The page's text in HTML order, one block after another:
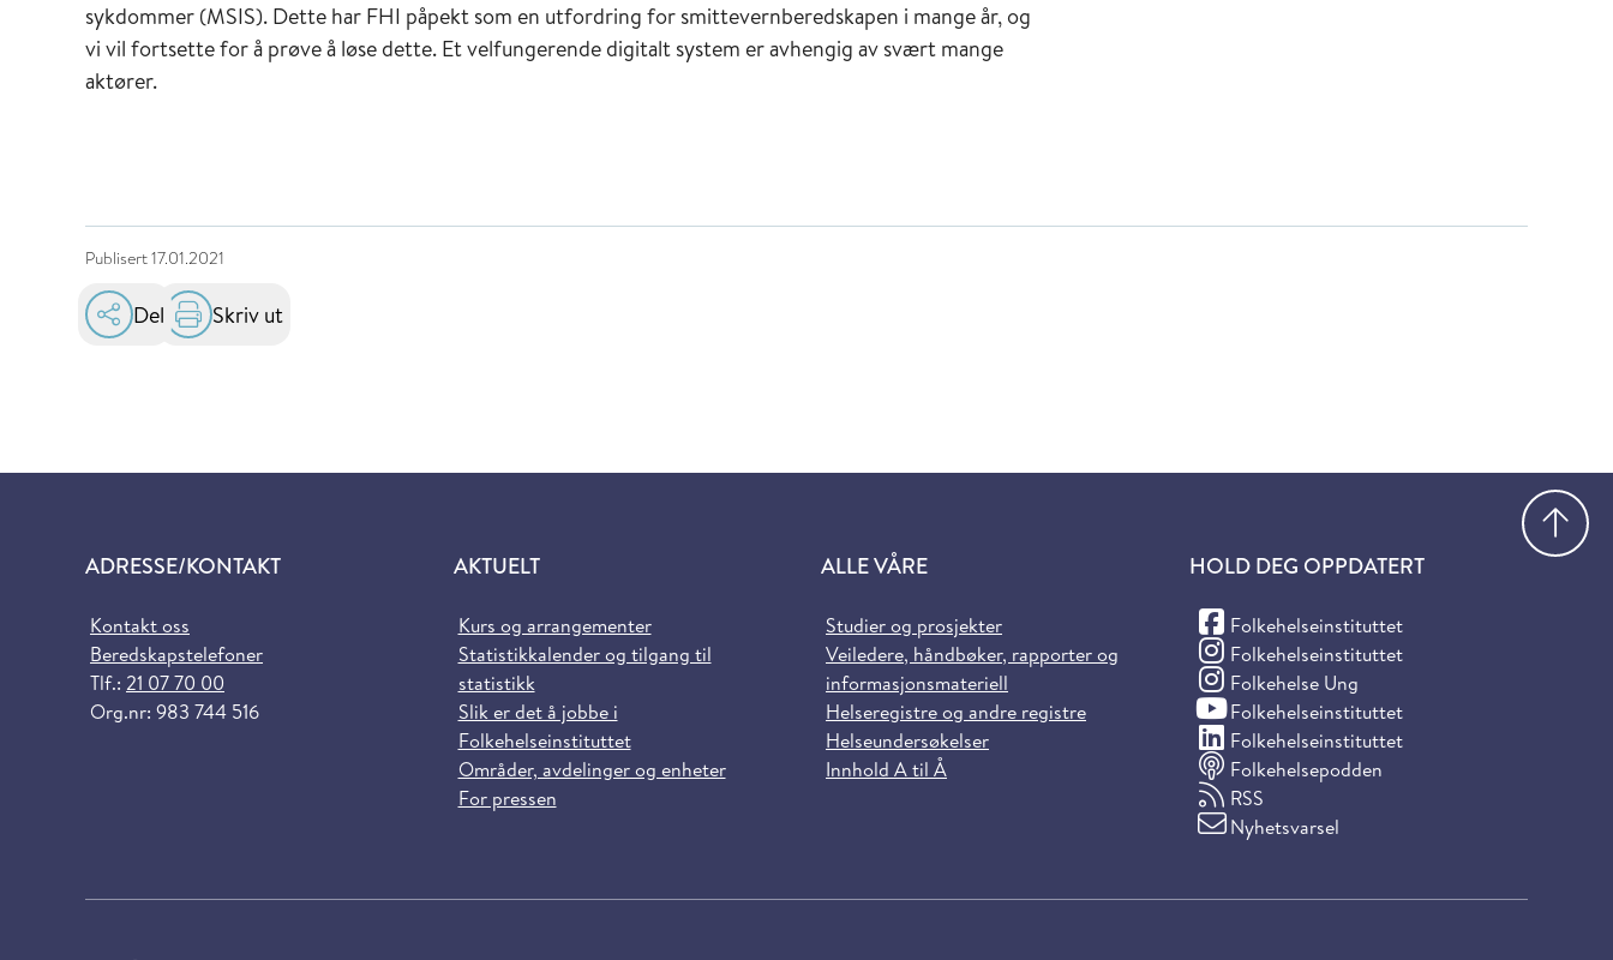
sykdommer (MSIS). Dette har FHI påpekt som en utfordring for smittevernberedskapen i mange år, og
vi vil fortsette for å prøve å løse dette. Et velfungerende digitalt system er avhengig av svært mange
aktører.
Publisert17.01.2021
Del Skriv ut
ADRESSE/KONTAKT
Kontakt oss
Beredskapstelefoner
Tlf.: 21 07 70 00
Org.nr: 983 744 516
AKTUELT
Kurs og arrangementer
Statistikkalender og tilgang til
statistikk
Slik er det å jobbe i
Folkehelseinstituttet
Områder, avdelinger og enheter
For pressen
ALLE VÅRE
Studier og prosjekter
Veiledere, håndbøker, rapporter og
informasjonsmateriell
Helseregistre og andre registre
Helseundersøkelser
Innhold A til Å
HOLD DEG OPPDATERT
Folkehelseinstituttet
(Facebook)
Folkehelseinstituttet
(Instagram)
Folkehelse Ung
(Instagram)
Folkehelseinstituttet
(YouTube)
Folkehelseinstituttet
(LinkedIn)
Folkehelsepodden
RSS
Nyhetsvarsel